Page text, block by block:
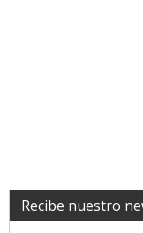
Recibe nuestro